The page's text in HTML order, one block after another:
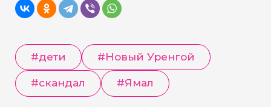
#дети #Новый Уренгой
#скандал #Ямал